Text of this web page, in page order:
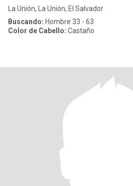
La Unión, La Unión, El Salvador
Buscando: Hombre 33 - 63
Color de Cabello: Castaño